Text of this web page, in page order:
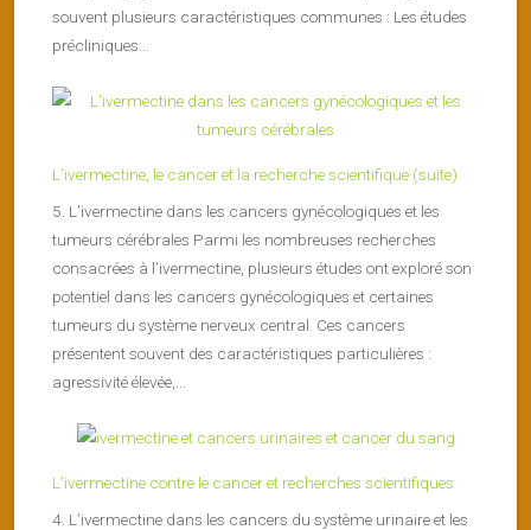
souvent plusieurs caractéristiques communes : Les études
précliniques...
L’ivermectine, le cancer et la recherche scientifique (suite)
5. L’ivermectine dans les cancers gynécologiques et les
tumeurs cérébrales Parmi les nombreuses recherches
consacrées à l’ivermectine, plusieurs études ont exploré son
potentiel dans les cancers gynécologiques et certaines
tumeurs du système nerveux central. Ces cancers
présentent souvent des caractéristiques particulières :
agressivité élevée,...
L’ivermectine contre le cancer et recherches scientifiques
4. L’ivermectine dans les cancers du système urinaire et les